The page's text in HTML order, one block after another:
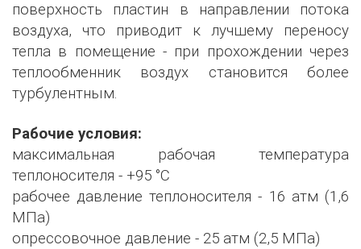
поверхность пластин в направлении потока
воздуха, что приводит к лучшему переносу
тепла в помещение - при прохождении через
теплообменник воздух становится более
турбулентным.
Рабочие условия:
максимальная рабочая температура
теплоносителя - +95 °С
рабочее давление теплоносителя - 16 атм (1,6
МПа)
опрессовочное давление - 25 атм (2,5 МПа)